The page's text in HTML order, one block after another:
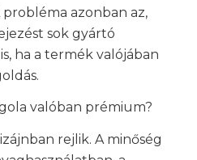
azonban az,
sok gyártó
ha a termék valójában
valóban prémium?
rejlik. A minőség